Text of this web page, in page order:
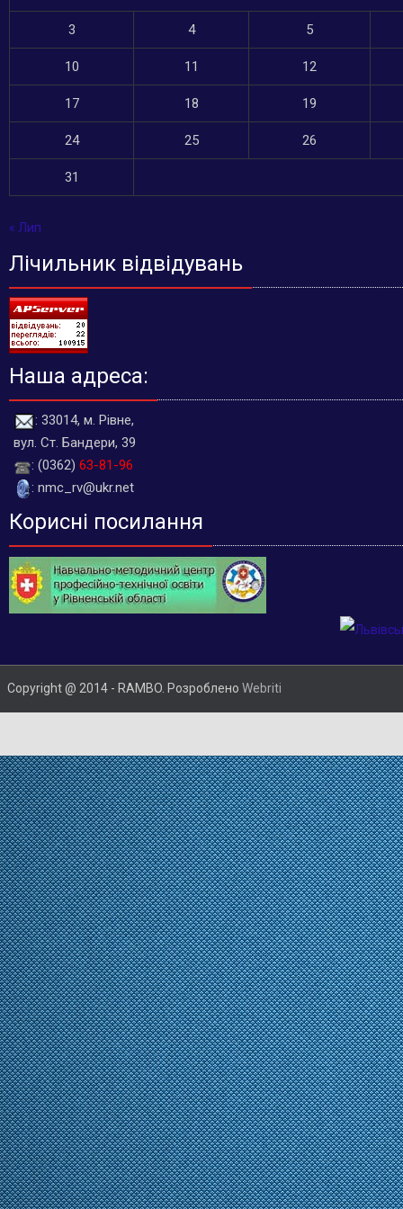
3 4 5
10 11 12
17 18 19
24 25 26
31
« Лип
Лічильник відвідувань
Наша адреса:
: 33014, м. Рівне,
вул. Ст. Бандери, 39
: (0362) 63-81-96
: nmc_rv@ukr.net
Корисні посилання
Copyright @ 2014 - RAMBO. Розроблено Webriti